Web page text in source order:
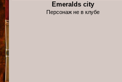
Emeralds city
Персонаж не в клубе